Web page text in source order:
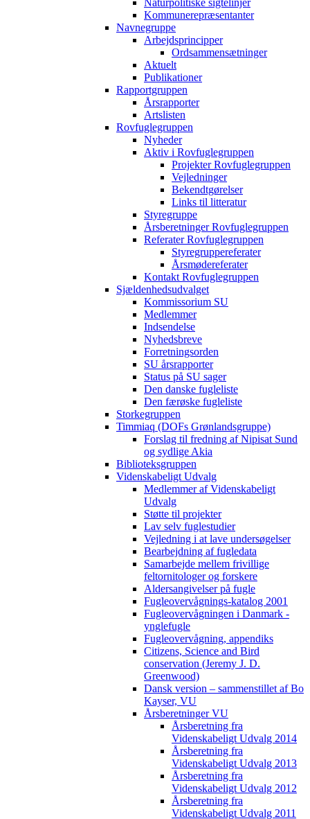
Naturpolitiske sigtelinjer
Kommunerepræsentanter
Navnegruppe
Arbejdsprincipper
Ordsammensætninger
Aktuelt
Publikationer
Rapportgruppen
Årsrapporter
Artslisten
Rovfuglegruppen
Nyheder
Aktiv i Rovfuglegruppen
Projekter Rovfuglegruppen
Vejledninger
Bekendtgørelser
Links til litteratur
Styregruppe
Årsberetninger Rovfuglegruppen
Referater Rovfuglegruppen
Styregruppereferater
Årsmødereferater
Kontakt Rovfuglegruppen
Sjældenhedsudvalget
Kommissorium SU
Medlemmer
Indsendelse
Nyhedsbreve
Forretningsorden
SU årsrapporter
Status på SU sager
Den danske fugleliste
Den færøske fugleliste
Storkegruppen
Timmiaq (DOFs Grønlandsgruppe)
Forslag til fredning af Nipisat Sund
og sydlige Akia
Biblioteksgruppen
Videnskabeligt Udvalg
Medlemmer af Videnskabeligt
Udvalg
Støtte til projekter
Lav selv fuglestudier
Vejledning i at lave undersøgelser
Bearbejdning af fugledata
Samarbejde mellem frivillige
feltornitologer og forskere
Aldersangivelser på fugle
Fugleovervågnings-katalog 2001
Fugleovervågningen i Danmark -
ynglefugle
Fugleovervågning, appendiks
Citizens, Science and Bird
conservation (Jeremy J. D.
Greenwood)
Dansk version – sammenstillet af Bo
Kayser, VU
Årsberetninger VU
Årsberetning fra
Videnskabeligt Udvalg 2014
Årsberetning fra
Videnskabeligt Udvalg 2013
Årsberetning fra
Videnskabeligt Udvalg 2012
Årsberetning fra
Videnskabeligt Udvalg 2011